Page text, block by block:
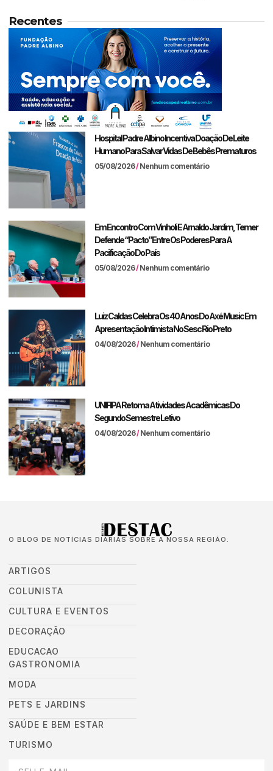
Recentes
Hospital Padre Albino Incentiva Doação De Leite
Humano Para Salvar Vidas De Bebês Prematuros
05/08/2026 Nenhum comentário
Em Encontro Com Vinholi E Arnaldo Jardim, Temer
Defende “pacto” Entre Os Poderes Para A
Pacificação Do País
05/08/2026 Nenhum comentário
Luiz Caldas Celebra Os 40 Anos Do Axé Music Em
Apresentação Intimista No Sesc Rio Preto
04/08/2026 Nenhum comentário
UNIFIPA Retoma Atividades Acadêmicas Do
Segundo Semestre Letivo
04/08/2026 Nenhum comentário
O BLOG DE NOTÍCIAS DIÁRIAS SOBRE A NOSSA REGIÃO.
ARTIGOS
COLUNISTA
CULTURA E EVENTOS
DECORAÇÃO
EDUCACAO
GASTRONOMIA
MODA
PETS E JARDINS
SAÚDE E BEM ESTAR
TURISMO